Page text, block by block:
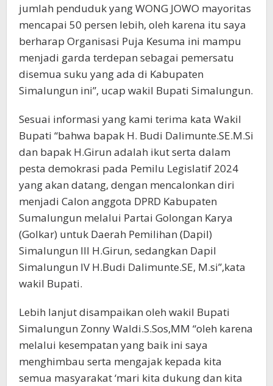
jumlah penduduk yang WONG JOWO mayoritas
mencapai 50 persen lebih, oleh karena itu saya
berharap Organisasi Puja Kesuma ini mampu
menjadi garda terdepan sebagai pemersatu
disemua suku yang ada di Kabupaten
Simalungun ini”, ucap wakil Bupati Simalungun.
Sesuai informasi yang kami terima kata Wakil
Bupati “bahwa bapak H. Budi Dalimunte.SE.M.Si
dan bapak H.Girun adalah ikut serta dalam
pesta demokrasi pada Pemilu Legislatif 2024
yang akan datang, dengan mencalonkan diri
menjadi Calon anggota DPRD Kabupaten
Sumalungun melalui Partai Golongan Karya
(Golkar) untuk Daerah Pemilihan (Dapil)
Simalungun III H.Girun, sedangkan Dapil
Simalungun IV H.Budi Dalimunte.SE, M.si”,kata
wakil Bupati.
Lebih lanjut disampaikan oleh wakil Bupati
Simalungun Zonny Waldi.S.Sos,MM “oleh karena
melalui kesempatan yang baik ini saya
menghimbau serta mengajak kepada kita
semua masyarakat ‘mari kita dukung dan kita